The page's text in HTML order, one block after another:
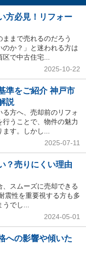
方必見！リフォー
まで売れるのだろう
か？」と迷われる方は
区で中古住宅...
2025-10-22
準をご紹介 神戸市
説
方へ、売却前のリフォ
うことで、物件の魅力
ます。しかし...
2025-07-11
？売りにくい理由
スムーズに売却できる
震性を重要視する方も多
でし...
2024-05-01
への影響や傾いた